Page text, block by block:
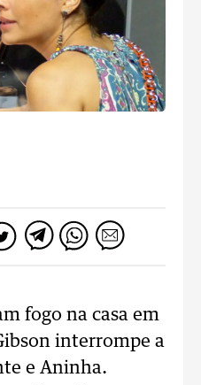
fogo na casa em
interrompe a
e Aninha.